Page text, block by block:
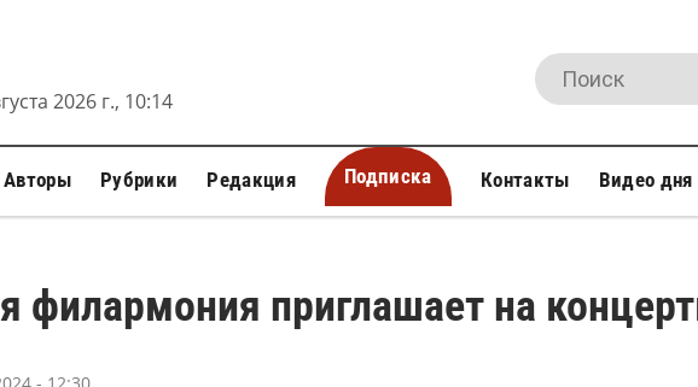
2026 г., 10:14
Авторы Рубрики Редакция Подписка Контакты Видео дня
филармония приглашает на